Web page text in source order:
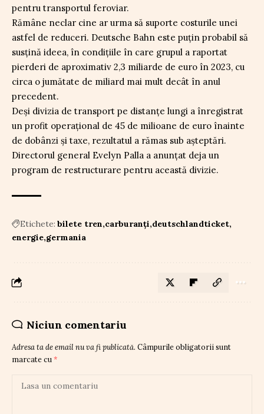
pentru transportul feroviar.
Rămâne neclar cine ar urma să suporte costurile unei
astfel de reduceri. Deutsche Bahn este puțin probabil să
susțină ideea, în condițiile în care grupul a raportat
pierderi de aproximativ 2,3 miliarde de euro în 2023, cu
circa o jumătate de miliard mai mult decât în anul
precedent.
Deși divizia de transport pe distanțe lungi a înregistrat
un profit operațional de 45 de milioane de euro înainte
de dobânzi și taxe, rezultatul a rămas sub așteptări.
Directorul general Evelyn Palla a anunțat deja un
program de restructurare pentru această divizie.
Etichete: bilete tren carburanți deutschlandticket
energie germania
Niciun comentariu
Adresa ta de email nu va fi publicată. Câmpurile obligatorii sunt
marcate cu *